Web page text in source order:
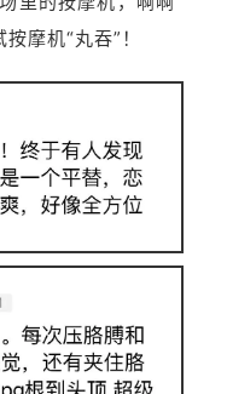
摩机“丸吞”！